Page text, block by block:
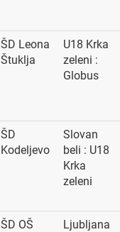
ŠD Leona
Štuklja
U18 Krka
zeleni :
Globus
ŠD
Kodeljevo
Slovan
beli : U18
Krka
zeleni
ŠD OŠ
Ljubljana